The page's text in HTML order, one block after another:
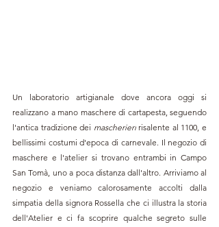
Un laboratorio artigianale dove ancora oggi si
realizzano a mano maschere di cartapesta, seguendo
l'antica tradizione dei mascherieri risalente al 1100, e
bellissimi costumi d'epoca di carnevale. Il negozio di
maschere e l'atelier si trovano entrambi in Campo
San Tomà, uno a poca distanza dall'altro. Arriviamo al
negozio e veniamo calorosamente accolti dalla
simpatia della signora Rossella che ci illustra la storia
dell'Atelier e ci fa scoprire qualche segreto sulle